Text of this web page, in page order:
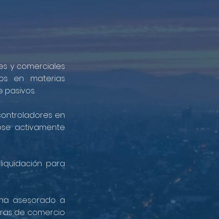
y comerciales
en materias
pasivos.
en
activamente
para
asesorado a
de comercio